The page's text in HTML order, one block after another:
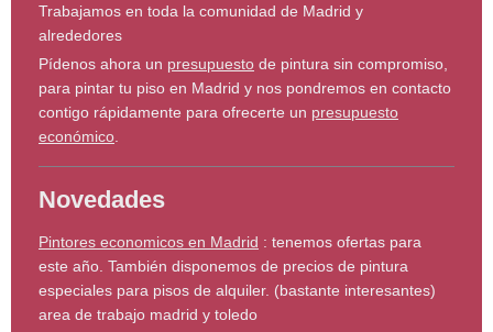
Trabajamos en toda la comunidad de Madrid y
alrededores
Pídenos ahora un presupuesto de pintura sin compromiso,
para pintar tu piso en Madrid y nos pondremos en contacto
contigo rápidamente para ofrecerte un presupuesto
económico
Novedades
Pintores economicos en Madrid : tenemos ofertas para
este año. También disponemos de precios de pintura
especiales para pisos de alquiler. (bastante interesantes)
area de trabajo madrid y toledo